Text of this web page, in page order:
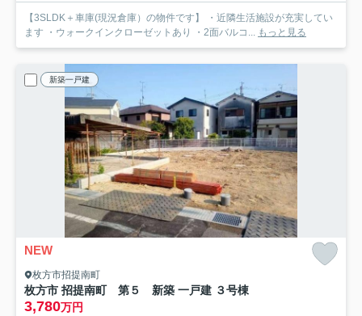
【3SLDK＋車庫(現況倉庫）の物件です】 ・近隣生活施設が充実してい
ます ・ウォークインクローゼットあり ・2面バルコ... もっと見る
新築一戸建
NEW
枚方市招提南町
枚方市 招提南町 第５ 新築 一戸建 ３号棟
3,780万円